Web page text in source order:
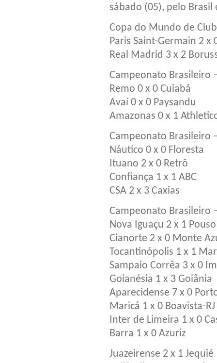
sábado (05), pelo
Copa do Mundo de
Paris Saint-Germain 2
Real Madrid 3 x 2
Campeonato Brasileiro
Remo 0 x 0 Cuiabá
Avaí 0 x 0 Paysandu
Amazonas 0 x 1
Campeonato Brasileiro
Náutico 0 x 0 Floresta
Ituano 2 x 0 Retrô
Confiança 1 x 1 ABC
CSA 2 x 3 Caxias
Campeonato Brasileiro
Nova Iguaçu 2 x 1
Cianorte 2 x 0 Monte
Tocantinópolis 1 x 1
Sampaio Corrêa 3 x 0
Goianésia 1 x 3 Goiânia
Aparecidense 7 x 0
Maricá 1 x 0 Boavista-RJ
Inter de Limeira 1 x 0
Barra 1 x 0 Azuriz
Juazeirense 2 x 1 Jequié